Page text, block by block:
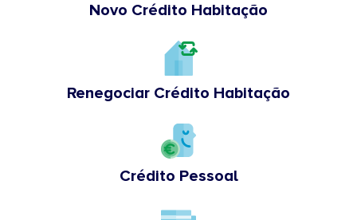
Novo Crédito Habitação
Renegociar Crédito Habitação
Crédito Pessoal